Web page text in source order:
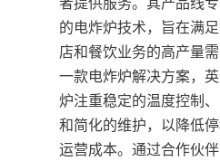
的电炸炉技术，旨在满
店和餐饮业务的高产量
一款电炸炉解决方案，
炉注重稳定的温度控制
和简化的维护，以降低
运营成本。通过合作伙